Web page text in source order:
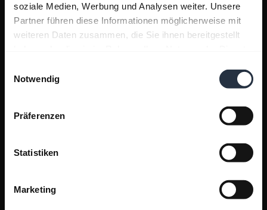
soziale Medien, Werbung und Analysen weiter. Unsere
Partner führen diese Informationen möglicherweise mit
weiteren Daten zusammen, die Sie ihnen bereitgestellt
Notwendig
Präferenzen
Statistiken
Marketing